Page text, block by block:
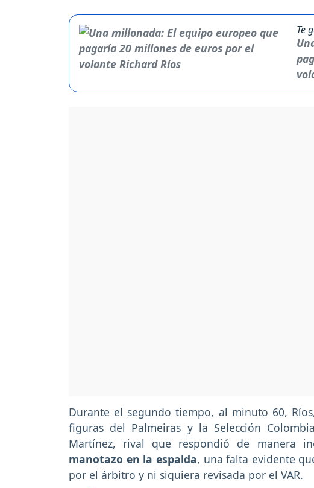
Te
Durante el segundo tiempo, al minuto 60,
figuras del Palmeiras y la Selección
Martínez, rival que respondió de manera
manotazo en la espalda, una falta evidente
por el árbitro y ni siquiera revisada por el VAR.